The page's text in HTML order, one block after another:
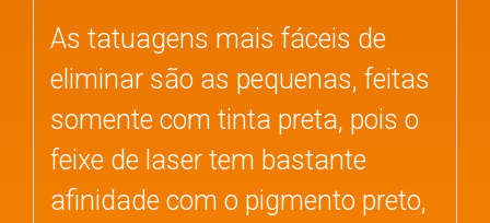
As tatuagens mais fáceis de
eliminar são as pequenas, feitas
somente com tinta preta, pois o
feixe de laser tem bastante
afinidade com o pigmento preto,